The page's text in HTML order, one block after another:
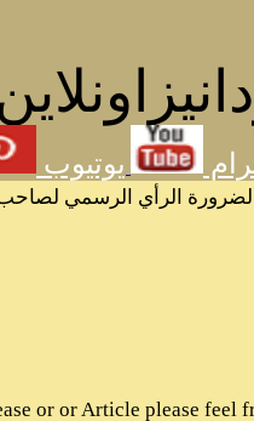
يوتيوب
الرأي الرسمي
or or Article please feel